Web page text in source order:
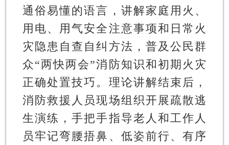
通俗易懂的语言，讲解家庭用火、
用电、用气安全注意事项和日常火
灾隐患自查自纠方法，普及公民群
众“两快两会”消防知识和初期火灾
正确处置技巧。理论讲解结束后，
消防救援人员现场组织开展疏散逃
生演练，手把手指导老人和工作人
员牢记弯腰捂鼻、低姿前行、有序